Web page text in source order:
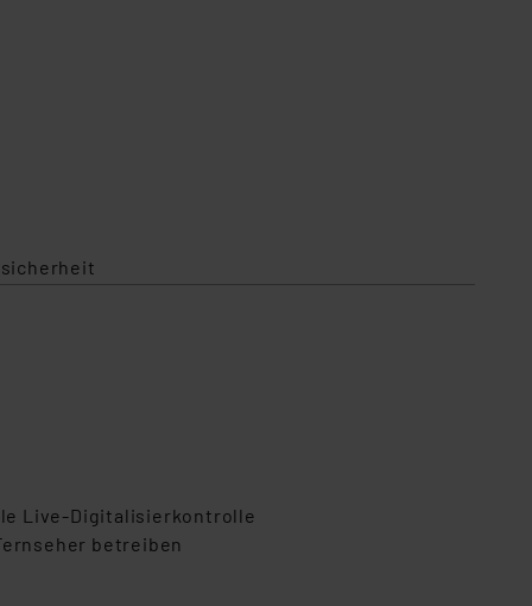
Live-Digitalisierkontrolle
betreiben